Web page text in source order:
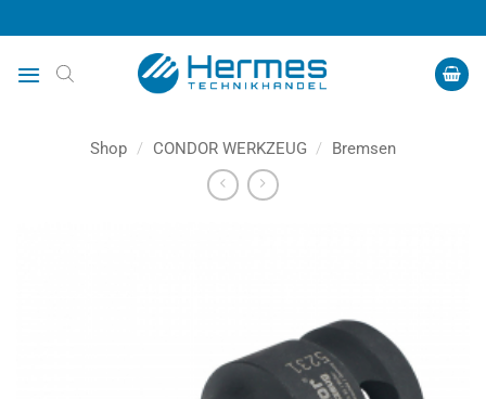
Inhalt
springen
Shop / CONDOR WERKZEUG / Bremsen